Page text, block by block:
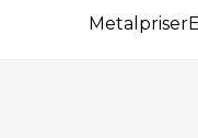
Metalpriser